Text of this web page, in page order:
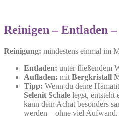
Reinigen – Entladen
Reinigung: mindestens einmal im
Entladen: unter fließendem
Aufladen: mit Bergkristall
Tipp: Wenn du deine
Selenit Schale legst,
kann dein Achat besonders
werden – ohne viel Aufwand.